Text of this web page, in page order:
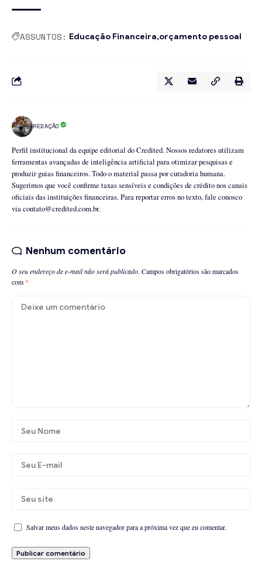
ASSUNTOS: Educação Financeira orçamento pessoal
REDAÇÃO
Perfil institucional da equipe editorial do Credited. Nossos redatores utilizam
ferramentas avançadas de inteligência artificial para otimizar pesquisas e
produzir guias financeiros. Todo o material passa por curadoria humana.
Sugerimos que você confirme taxas sensíveis e condições de crédito nos canais
oficiais das instituições financeiras. Para reportar erros no texto, fale conosco
viacontato@credited.com.br.
Nenhum comentário
O seu endereço de e-mail não será publicado. Campos obrigatórios são marcados
com *
Salvar meus dados neste navegador para a próxima vez que eu comentar.